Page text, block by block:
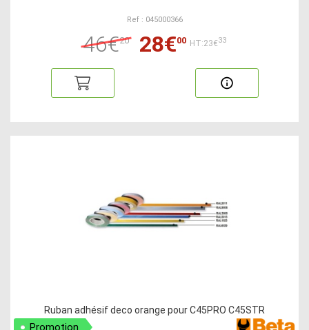
Ref : 045000366
46€20 28€00 HT:23€33
Ruban adhésif deco orange pour C45PRO C45STR
Promotion